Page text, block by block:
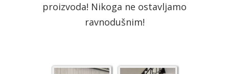
proizvoda! Nikoga ne ostavljamo
ravnodušnim!